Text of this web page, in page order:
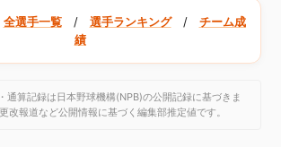
全選手一覧/ 選手ランキング/ チーム成
績
通算記録は日本野球機構(NPB)の公開記録に基づきま
改報道など公開情報に基づく編集部推定値です。